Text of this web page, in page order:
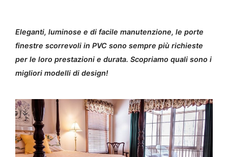
Eleganti, luminose e di facile manutenzione, le porte
finestre scorrevoli in PVC sono sempre più richieste
per le loro prestazioni e durata. Scopriamo quali sono i
migliori modelli di design!